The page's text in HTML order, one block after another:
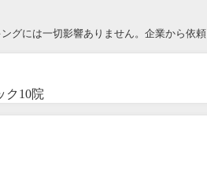
には一切影響ありません。企業から依
ク10院